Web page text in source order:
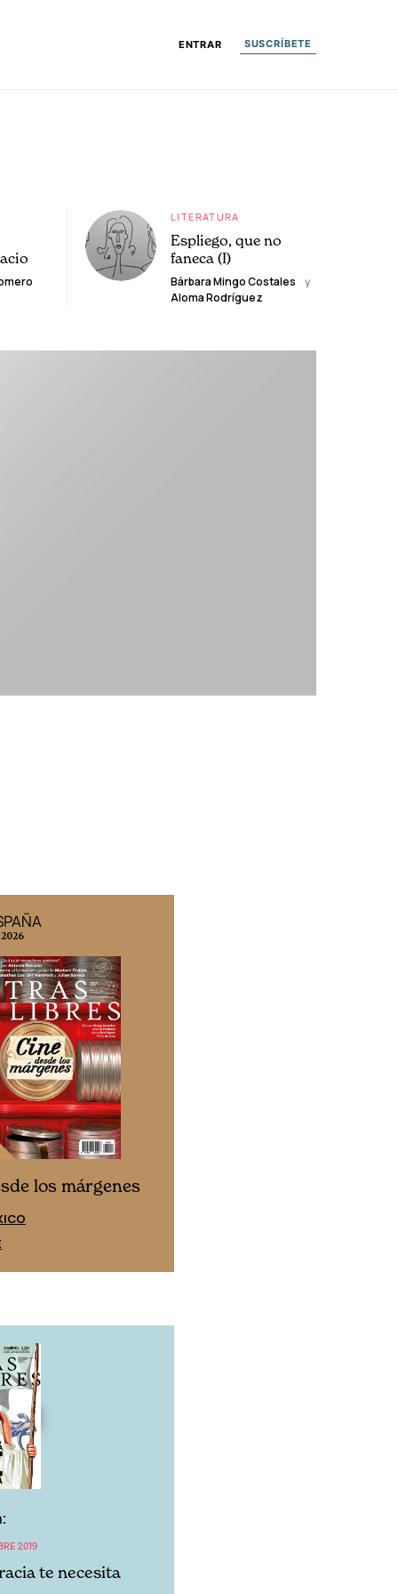
ENTRAR SUSCRÍBETE
LITERATURA
Espliego, que no
faneca (I)
Bárbara Mingo Costales
y
Aloma Rodríguez
los márgenes
2019
te necesita